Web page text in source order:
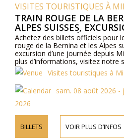
TOURISTIQUES À MILAN
ROUGE DE LA BERNINA ET
SUISSES, EXCURSION
JOURNÉE DEPUIS MILAN
des billets officiels pour le Train
la Bernina et les Alpes suisses –
d’une journée depuis Milan. Pour
visitez notre site web.
Visites touristiques à Milan
sam. 08 août 2026 - jeu. 31 déc.
VOIR PLUS D’INFOS